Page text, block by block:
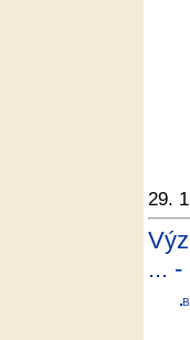
29.
... -